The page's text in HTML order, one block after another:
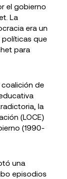
el gobierno
La
era un
que
para
de
la
(LOCE)
(1990-
una
episodios